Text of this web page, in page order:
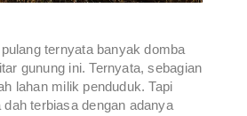
ternyata banyak domba
gunung ini. Ternyata, sebagian
lahan milik penduduk. Tapi
terbiasa dengan adanya